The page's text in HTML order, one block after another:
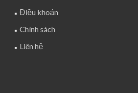
Điều khoản
Chính sách
Liên hệ